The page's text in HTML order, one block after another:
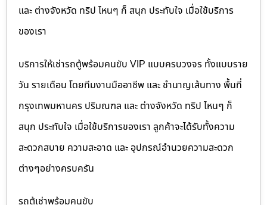
และ ต่างจังหวัด ทริป ไหนๆ ก็ สนุก ประทับใจ เมื่อใช้บริการ
ของเรา
บริการให้เช่ารถตู้พร้อมคนขับ VIP แบบครบวงจร ทั้งแบบราย
วัน รายเดือน โดยทีมงานมืออาชีพ และ ชำนาญเส้นทาง พื้นที่
กรุงเทพมหานคร ปริมณฑล และ ต่างจังหวัด ทริป ไหนๆ ก็
สนุก ประทับใจ เมื่อใช้บริการของเรา ลูกค้าจะได้รับทั้งความ
สะดวกสบาย ความสะอาด และ อุปกรณ์อำนวยความสะดวก
ต่างๆอย่างครบครัน
รถตู้เช่าพร้อมคนขับ